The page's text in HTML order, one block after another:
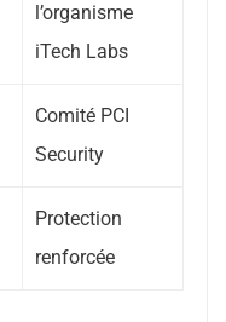
l’organisme
iTech Labs
Comité PCI
Security
Protection
renforcée